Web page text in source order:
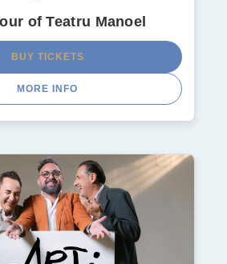
of Teatru Manoel
BUY TICKETS
MORE INFO